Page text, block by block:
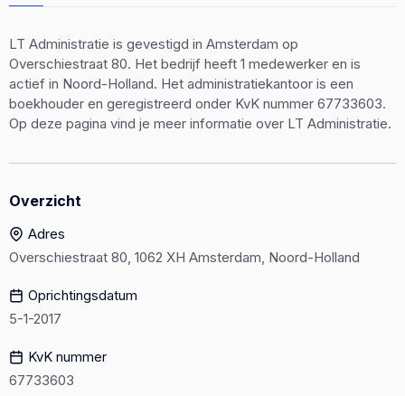
LT Administratie is gevestigd in Amsterdam op
Overschiestraat 80. Het bedrijf heeft 1 medewerker en is
actief in Noord-Holland. Het administratiekantoor is een
boekhouder en geregistreerd onder KvK nummer 67733603.
Op deze pagina vind je meer informatie over LT Administratie.
Overzicht
Adres
Overschiestraat 80, 1062 XH Amsterdam, Noord-Holland
Oprichtingsdatum
5-1-2017
KvK nummer
67733603